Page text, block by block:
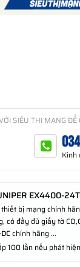
SIÊU THỊ MẠNG
Kinh
EX4400-
bị mạng chính
có đầy đủ giấy tờ
chính hãng ...
100 lần nếu phát